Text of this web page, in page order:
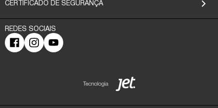
CERTIFICADO DE SEGURANÇA